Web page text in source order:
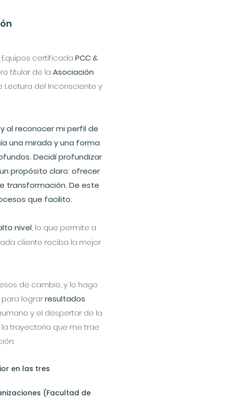
Equipos certificada PCC &
titular de la Asociación
del Inconsciente y
al reconocer mi perfil de
una mirada y una forma
Decidí profundizar
propósito claro: ofrecer
transformación. De este
que facilito.
nivel, lo que permite a
cliente reciba la mejor
de cambio, y lo hago
lograrresultados
y el despertar de la
trayectoria que me trae
en las tres
(Facultad de